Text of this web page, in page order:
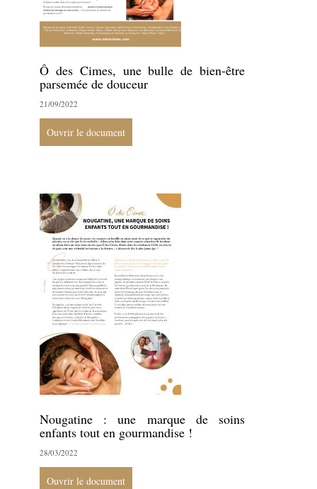
Ô des Cimes, une bulle de bien-être
parsemée de douceur
21/09/2022
Ouvrir le document
Nougatine : une marque de soins
enfants tout en gourmandise !
28/03/2022
Ouvrir le document